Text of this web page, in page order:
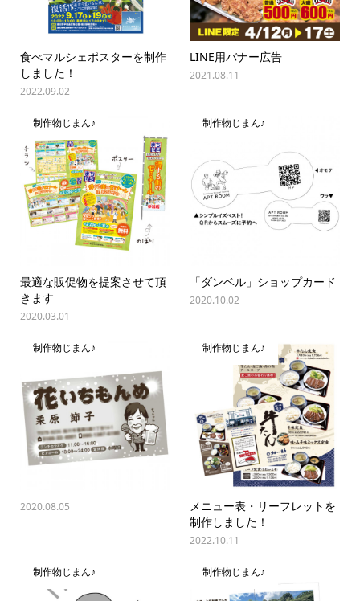
食べマルシェポスターを制作
しました！
2022.09.02
LINE用バナー広告
2021.08.11
制作物じまん♪
最適な販促物を提案させて頂
きます
2020.03.01
制作物じまん♪
「ダンベル」ショップカード
2020.10.02
制作物じまん♪
2020.08.05
制作物じまん♪
メニュー表・リーフレットを
制作しました！
2022.10.11
制作物じまん♪ 制作物じまん♪